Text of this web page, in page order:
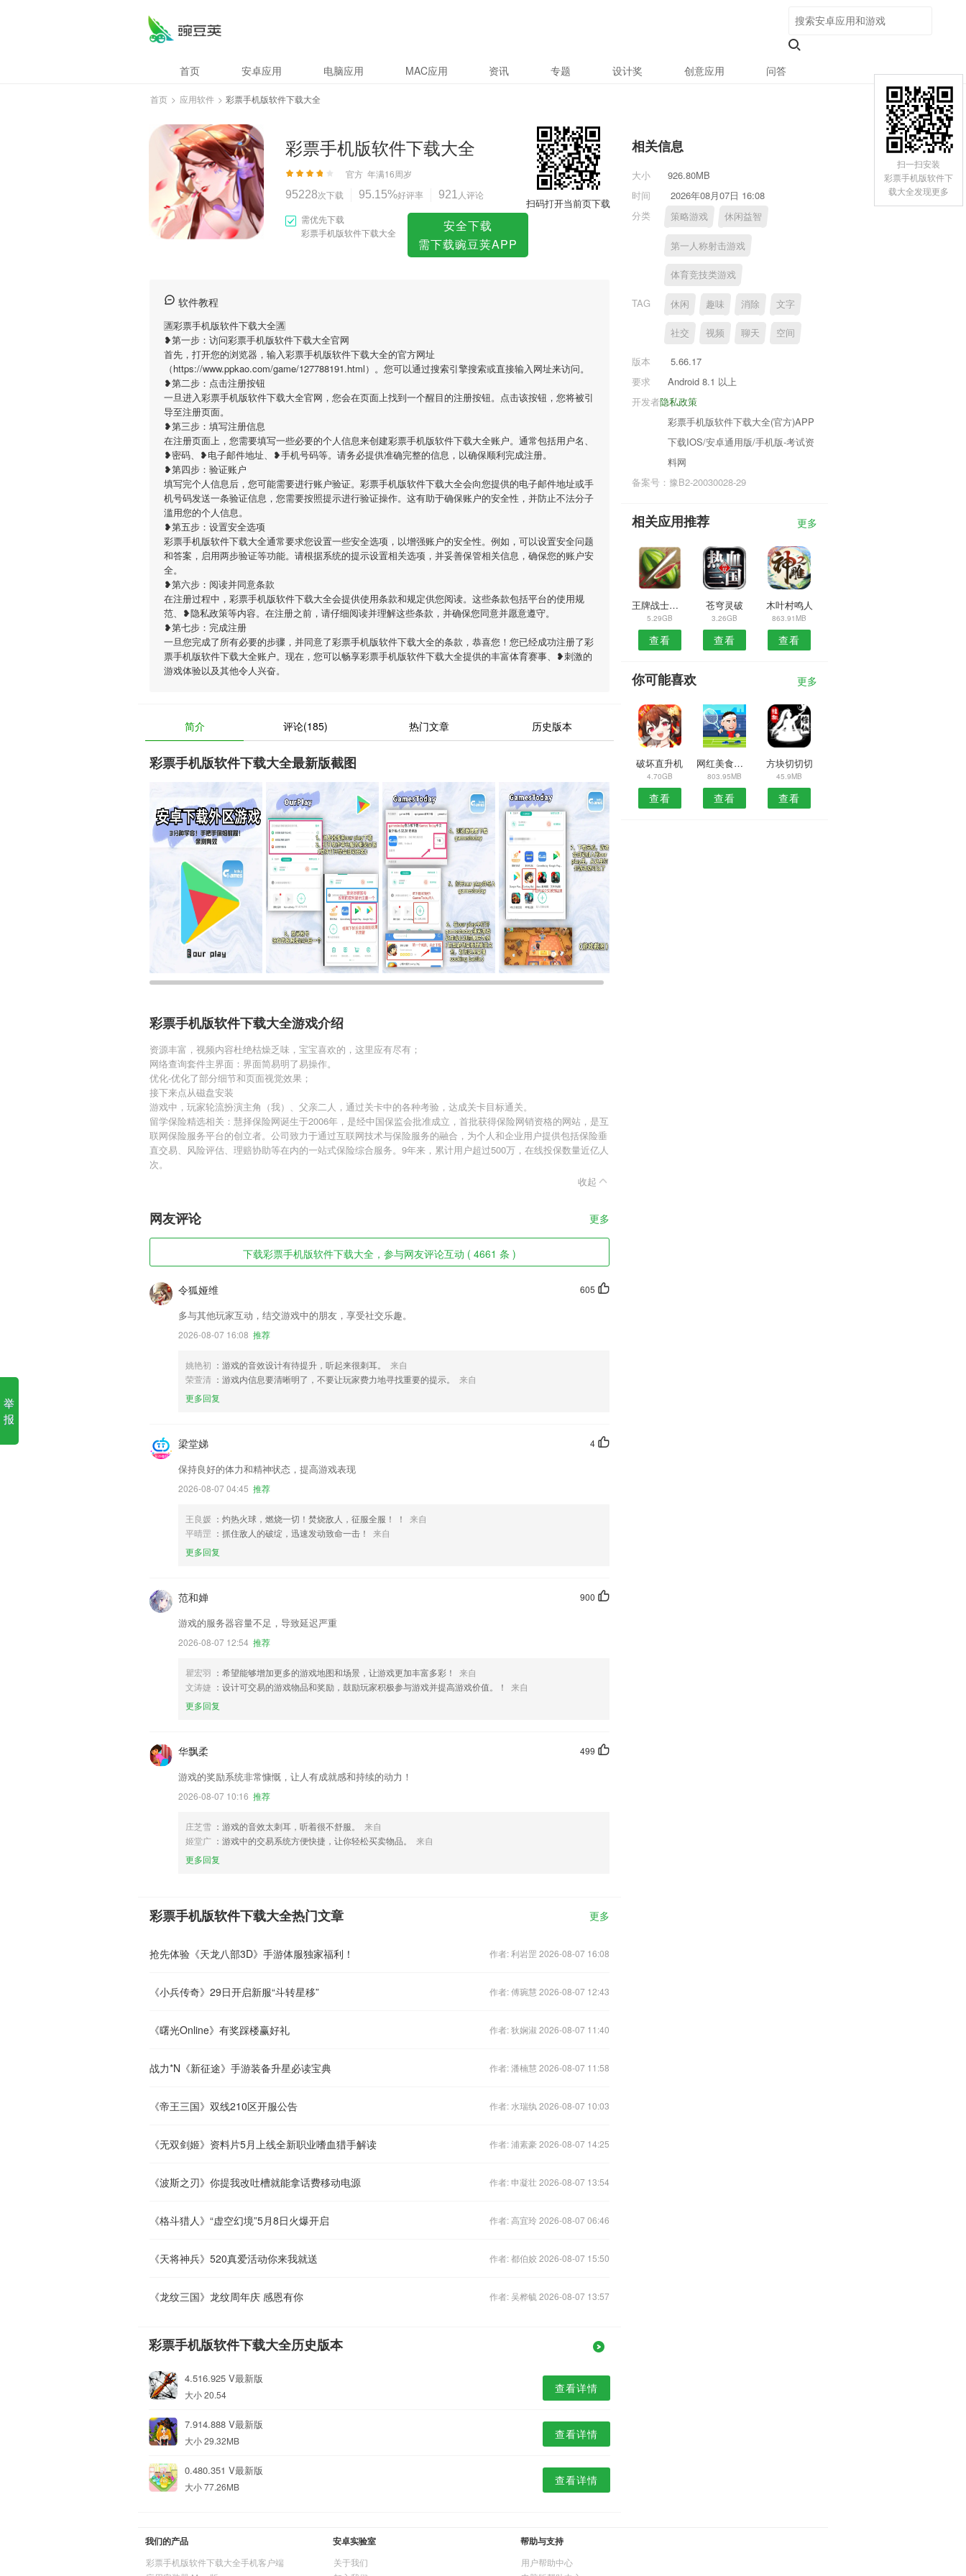
首页 安卓应用 电脑应用 MAC应用 资讯 专题 设计奖 创意应用 问答
首页 > 应用软件 > 彩票手机版软件下载大全
彩票手机版软件下载大全
官方 年满16周岁
95228次下载 95.15%好评率 921 人评论
需优先下载
彩票手机版软件下载大全
安全下载
需下载豌豆荚APP
扫码打开当前页下载
软件教程
🈵彩票手机版软件下载大全🈵
❥第一步：访问彩票手机版软件下载大全官网
首先，打开您的浏览器，输入彩票手机版软件下载大全的官方网址
（https://www.ppkao.com/game/127788191.html）。您可以通过搜索引擎搜索或直接输入网址来访问。
❥第二步：点击注册按钮
一旦进入彩票手机版软件下载大全官网，您会在页面上找到一个醒目的注册按钮。点击该按钮，您将被引
导至注册页面。
❥第三步：填写注册信息
在注册页面上，您需要填写一些必要的个人信息来创建彩票手机版软件下载大全账户。通常包括用户名、
❥密码、❥电子邮件地址、❥手机号码等。请务必提供准确完整的信息，以确保顺利完成注册。
❥第四步：验证账户
填写完个人信息后，您可能需要进行账户验证。彩票手机版软件下载大全会向您提供的电子邮件地址或手
机号码发送一条验证信息，您需要按照提示进行验证操作。这有助于确保账户的安全性，并防止不法分子
滥用您的个人信息。
❥第五步：设置安全选项
彩票手机版软件下载大全通常要求您设置一些安全选项，以增强账户的安全性。例如，可以设置安全问题
和答案，启用两步验证等功能。请根据系统的提示设置相关选项，并妥善保管相关信息，确保您的账户安
全。
❥第六步：阅读并同意条款
在注册过程中，彩票手机版软件下载大全会提供使用条款和规定供您阅读。这些条款包括平台的使用规
范、❥隐私政策等内容。在注册之前，请仔细阅读并理解这些条款，并确保您同意并愿意遵守。
❥第七步：完成注册
一旦您完成了所有必要的步骤，并同意了彩票手机版软件下载大全的条款，恭喜您！您已经成功注册了彩
票手机版软件下载大全账户。现在，您可以畅享彩票手机版软件下载大全提供的丰富体育赛事、❥刺激的
游戏体验以及其他令人兴奋。
简介 评论(185) 热门文章 历史版本
彩票手机版软件下载大全最新版截图
彩票手机版软件下载大全游戏介绍
资源丰富，视频内容杜绝枯燥乏味，宝宝喜欢的，这里应有尽有；
网络查询套件主界面：界面简易明了易操作。
优化-优化了部分细节和页面视觉效果；
接下来点从磁盘安装
游戏中，玩家轮流扮演主角（我）、父亲二人，通过关卡中的各种考验，达成关卡目标通关。
留学保险精选相关：慧择保险网诞生于2006年，是经中国保监会批准成立，首批获得保险网销资格的网站，是互
联网保险服务平台的创立者。公司致力于通过互联网技术与保险服务的融合，为个人和企业用户提供包括保险垂
直交易、风险评估、理赔协助等在内的一站式保险综合服务。9年来，累计用户超过500万，在线投保数量近亿人
次。
收起
网友评论 更多
下载彩票手机版软件下载大全，参与网友评论互动 ( 4661 条 )
605
令狐娅维
多与其他玩家互动，结交游戏中的朋友，享受社交乐趣。
2026-08-07 16:08 推荐
姚艳初 ：游戏的音效设计有待提升，听起来很刺耳。
来自
荣萱清 ：游戏内信息要清晰明了，不要让玩家费力地寻找重要的提示。
来自
更多回复
4
梁堂娣
保持良好的体力和精神状态，提高游戏表现
2026-08-07 04:45 推荐
王良媛 ：灼热火球，燃烧一切！焚烧敌人，征服全服！ ！
来自
平晴罡 ：抓住敌人的破绽，迅速发动致命一击！
来自
更多回复
900
范和婵
游戏的服务器容量不足，导致延迟严重
2026-08-07 12:54 推荐
瞿宏羽 ：希望能够增加更多的游戏地图和场景，让游戏更加丰富多彩！
来自
文涛婕 ：设计可交易的游戏物品和奖励，鼓励玩家积极参与游戏并提高游戏价值。！
来自
更多回复
499
华飘柔
游戏的奖励系统非常慷慨，让人有成就感和持续的动力！
2026-08-07 10:16 推荐
庄芝雪 ：游戏的音效太刺耳，听着很不舒服。
来自
姬堂广 ：游戏中的交易系统方便快捷，让你轻松买卖物品。
来自
更多回复
彩票手机版软件下载大全热门文章 更多
抢先体验《天龙八部3D》手游体服独家福利！ 作者: 利岩罡 2026-08-07 16:08
《小兵传奇》29日开启新服“斗转星移” 作者: 傅琬慧 2026-08-07 12:43
《曙光Online》有奖踩楼赢好礼 作者: 狄娴淑 2026-08-07 11:40
战力*N《新征途》手游装备升星必读宝典 作者: 潘楠慧 2026-08-07 11:58
《帝王三国》双线210区开服公告 作者: 水瑞纨 2026-08-07 10:03
《无双剑姬》资料片5月上线全新职业嗜血猎手解读 作者: 浦素豪 2026-08-07 14:25
《波斯之刃》你提我改吐槽就能拿话费移动电源 作者: 申凝壮 2026-08-07 13:54
《格斗猎人》“虚空幻境”5月8日火爆开启 作者: 高宜玲 2026-08-07 06:46
《天将神兵》520真爱活动你来我就送 作者: 都伯姣 2026-08-07 15:50
《龙纹三国》龙纹周年庆 感恩有你 作者: 吴桦毓 2026-08-07 13:57
彩票手机版软件下载大全历史版本
4.516.925 V最新版
大小 20.54 查看详情
7.914.888 V最新版
大小 29.32MB 查看详情
0.480.351 V最新版
大小 77.26MB 查看详情
相关信息
大小
926.80MB
时间
2026年08月07日 16:08
分类
策略游戏 休闲益智
第一人称射击游戏
体育竞技类游戏
TAG 休闲 趣味 消除 文字
社交 视频 聊天 空间
版本
5.66.17
要求
Android 8.1 以上
隐私政策
开发者
彩票手机版软件下载大全(官方)APP
下载IOS/安卓通用版/手机版-考试资
料网
备案号：豫B2-20030028-29
相关应用推荐 更多
王牌战士新春版
5.29GB
查看
苍穹灵破
3.26GB
查看
木叶村鸣人
863.91MB
查看
你可能喜欢 更多
破坏直升机
4.70GB
查看
网红美食街手游
803.95MB
查看
方块切切切
45.9MB
查看
我们的产品
彩票手机版软件下载大全手机客户端
安卓实验室
关于我们
帮助与支持
用户帮助中心
扫一扫安装
彩票手机版软件下
载大全发现更多
举
报